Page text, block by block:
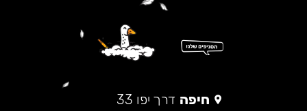
חיפה דרך יפו 33